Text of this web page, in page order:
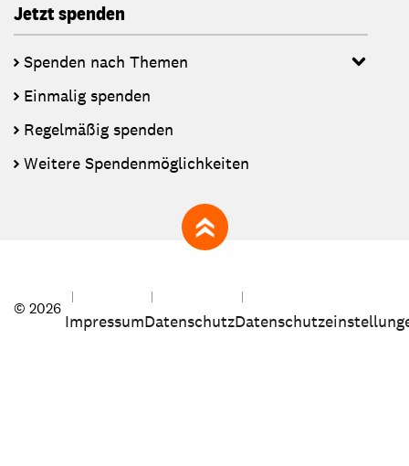
Jetzt spenden
Spenden nach Themen
Einmalig spenden
Regelmäßig spenden
Weitere Spendenmöglichkeiten
zum Seitenanfang
© 2026
ImpressumDatenschutz